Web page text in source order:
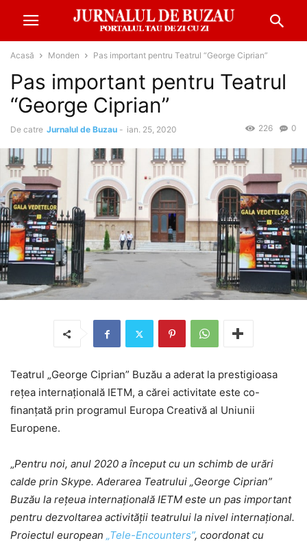
Acasă Monden Pas important pentru Teatrul “George Ciprian”
Pas important pentru Teatrul
“George Ciprian”
De catre Jurnalul de Buzau - ian. 25, 2020 0
226
Teatrul „George Ciprian” Buzău a aderat la prestigioasa
rețea internațională IETM, a cărei activitate este co-
finanțată prin programul Europa Creativă al Uniunii
Europene.
„Pentru noi, anul 2020 a început cu un schimb de urări
calde prin Skype. Aderarea Teatrului „George Ciprian”
Buzău la rețeua internațională IETM este un pas important
pentru dezvoltarea activității teatrului la nivel internațional.
Proiectul european „Tele-Encounters”, coordonat cu